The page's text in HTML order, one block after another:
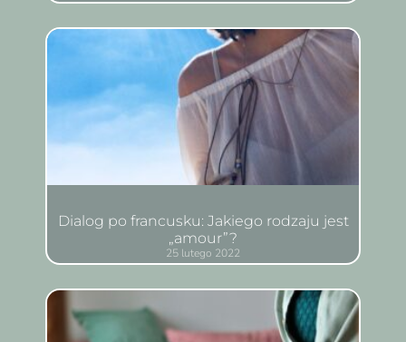
Dialog po francusku: Jakiego rodzaju jest
„amour”?
25 lutego 2022